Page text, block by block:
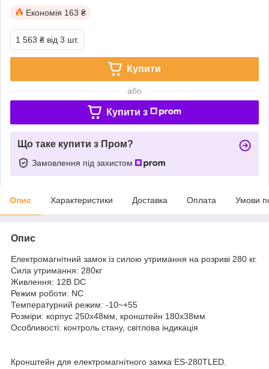
Економія 163 ₴
1 563 ₴ від 3 шт.
Купити
або
Купити з
Що таке купити з Пром?
Замовлення під захистом
Опис Характеристики Доставка Оплата Умови
Опис
Електромагнітний замок із силою утримання на розриві 280 кг.
Сила утримання: 280кг
Живлення: 12В DC
Режим роботи: NC
Температурний режим: -10~+55
Розміри: корпус 250х48мм, кронштейн 180х38мм
Особливості: контроль стану, світлова індикація
Кронштейн для електромагнітного замка ES-280TLED.